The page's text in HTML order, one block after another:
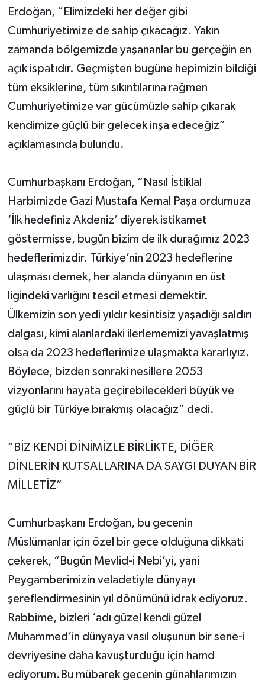
Erdoğan, “Elimizdeki her değer gibi
Cumhuriyetimize de sahip çıkacağız. Yakın
zamanda bölgemizde yaşananlar bu gerçeğin en
açık ispatıdır. Geçmişten bugüne hepimizin bildiği
tüm eksiklerine, tüm sıkıntılarına rağmen
Cumhuriyetimize var gücümüzle sahip çıkarak
kendimize güçlü bir gelecek inşa edeceğiz”
açıklamasında bulundu.
Cumhurbaşkanı Erdoğan, “Nasıl İstiklal
Harbimizde Gazi Mustafa Kemal Paşa ordumuza
‘İlk hedefiniz Akdeniz’ diyerek istikamet
göstermişse, bugün bizim de ilk durağımız 2023
hedeflerimizdir. Türkiye’nin 2023 hedeflerine
ulaşması demek, her alanda dünyanın en üst
ligindeki varlığını tescil etmesi demektir.
Ülkemizin son yedi yıldır kesintisiz yaşadığı saldırı
dalgası, kimi alanlardaki ilerlememizi yavaşlatmış
olsa da 2023 hedeflerimize ulaşmakta kararlıyız.
Böylece, bizden sonraki nesillere 2053
vizyonlarını hayata geçirebilecekleri büyük ve
güçlü bir Türkiye bırakmış olacağız” dedi.
“BİZ KENDİ DİNİMİZLE BİRLİKTE, DİĞER
DİNLERİN KUTSALLARINA DA SAYGI DUYAN BİR
MİLLETİZ”
Cumhurbaşkanı Erdoğan, bu gecenin
Müslümanlar için özel bir gece olduğuna dikkati
çekerek, “Bugün Mevlid-i Nebi’yi, yani
Peygamberimizin veladetiyle dünyayı
şereflendirmesinin yıl dönümünü idrak ediyoruz.
Rabbime, bizleri ‘adı güzel kendi güzel
Muhammed’in dünyaya vasıl oluşunun bir sene-i
devriyesine daha kavuşturduğu için hamd
ediyorum.Bu mübarek gecenin günahlarımızın